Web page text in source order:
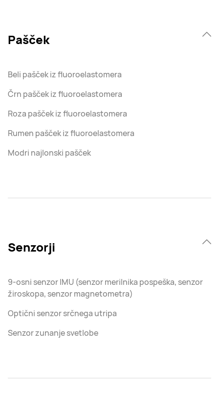
Pašček
Beli pašček iz fluoroelastomera
Črn pašček iz fluoroelastomera
Roza pašček iz fluoroelastomera
Rumen pašček iz fluoroelastomera
Modri ​​najlonski pašček
Senzorji
9-osni senzor IMU (senzor merilnika pospeška, senzor
žiroskopa, senzor magnetometra)
Optični senzor srčnega utripa
Senzor zunanje svetlobe